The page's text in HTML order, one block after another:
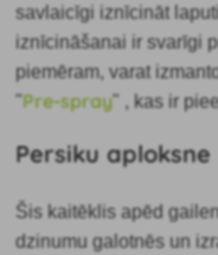
savlaicīgi iznīcināt
iznīcināšanai ir svarīgi
piemēram, varat
"Pre-spray" , kas ir
Persiku aploksne
Šis kaitēklis apēd
dzinumu galotnēs un